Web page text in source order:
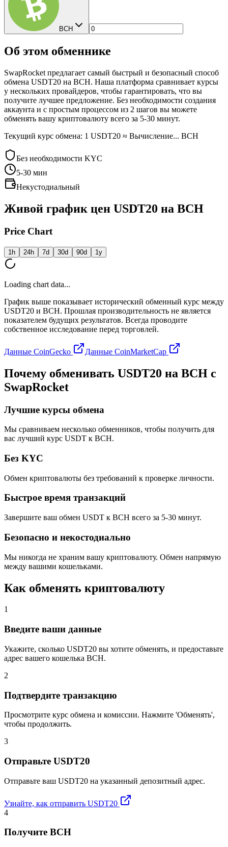
BCH
Об этом обменнике
SwapRocket предлагает самый быстрый и безопасный способ
обмена USDT20 на BCH. Наша платформа сравнивает курсы
у нескольких провайдеров, чтобы гарантировать, что вы
получите лучшее предложение. Без необходимости создания
аккаунта и с простым процессом из 2 шагов вы можете
обменять вашу криптовалюту всего за 5-30 минут.
Текущий курс обмена: 1 USDT20 ≈ Вычисление... BCH
Без необходимости KYC
5-30 мин
Некустодиальный
Живой график цен USDT20 на BCH
Price Chart
1h 24h 7d 30d 90d 1y
Loading chart data...
График выше показывает исторический обменный курс между
USDT20 и BCH. Прошлая производительность не является
показателем будущих результатов. Всегда проводите
собственное исследование перед торговлей.
Данные CoinGecko Данные CoinMarketCap
Почему обменивать USDT20 на BCH с
SwapRocket
Лучшие курсы обмена
Мы сравниваем несколько обменников, чтобы получить для
вас лучший курс USDT к BCH.
Без KYC
Обмен криптовалюты без требований к проверке личности.
Быстрое время транзакций
Завершите ваш обмен USDT к BCH всего за 5-30 минут.
Безопасно и некостодиально
Мы никогда не храним вашу криптовалюту. Обмен напрямую
между вашими кошельками.
Как обменять криптовалюту
1
Введите ваши данные
Укажите, сколько USDT20 вы хотите обменять, и предоставьте
адрес вашего кошелька BCH.
2
Подтвердите транзакцию
Просмотрите курс обмена и комиссии. Нажмите 'Обменять',
чтобы продолжить.
3
Отправьте USDT20
Отправьте ваш USDT20 на указанный депозитный адрес.
Узнайте, как отправить USDT20
4
Получите BCH